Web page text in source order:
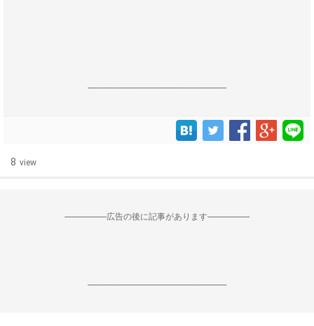
------------------------------------------------------------------
8 view
--------------------広告の後に記事があります--------------------
------------------------------------------------------------------